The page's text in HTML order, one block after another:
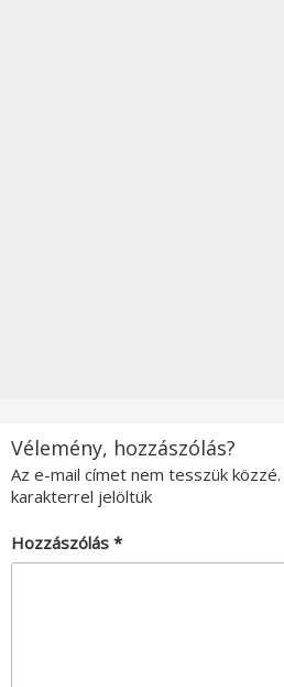
Vélemény, hozzászólás?
Az e-mail címet nem tesszük közzé.
karakterrel jelöltük
Hozzászólás *